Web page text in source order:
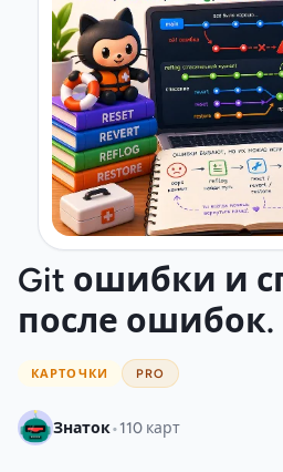
Git ошибки и
после ошибок.
КАРТОЧКИ PRO
Знаток•110 карт